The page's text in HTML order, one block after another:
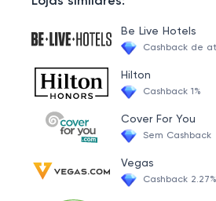
Be Live Hotels
Cashback de
Hilton
Cashback 1%
Cover For You
Sem Cashback
Vegas
Cashback 2.27%